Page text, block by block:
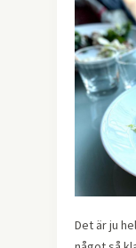
Det är ju